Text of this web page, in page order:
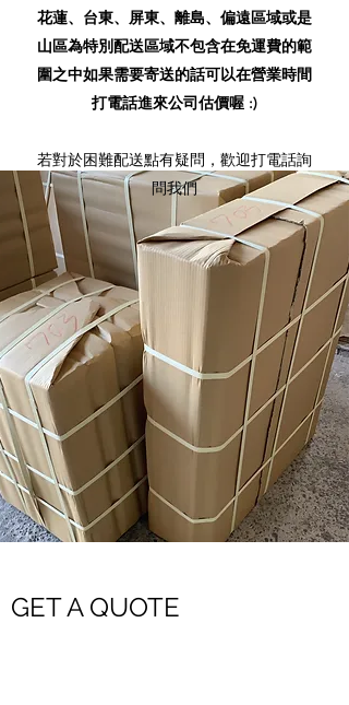
花蓮、台東、屏東、離島、偏遠區域或是
山區為特別配送區域不包含在免運費的範
圍之中如果需要寄送的話可以在營業時間
打電話進來公司估價喔 :)
若對於困難配送點有疑問，歡迎打電話詢
問我們
GET A QUOTE